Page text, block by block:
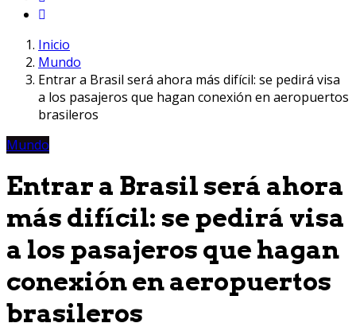
Inicio
Mundo
Entrar a Brasil será ahora más difícil: se pedirá visa
a los pasajeros que hagan conexión en aeropuertos
brasileros
Mundo
Entrar a Brasil será ahora
más difícil: se pedirá visa
a los pasajeros que hagan
conexión en aeropuertos
brasileros